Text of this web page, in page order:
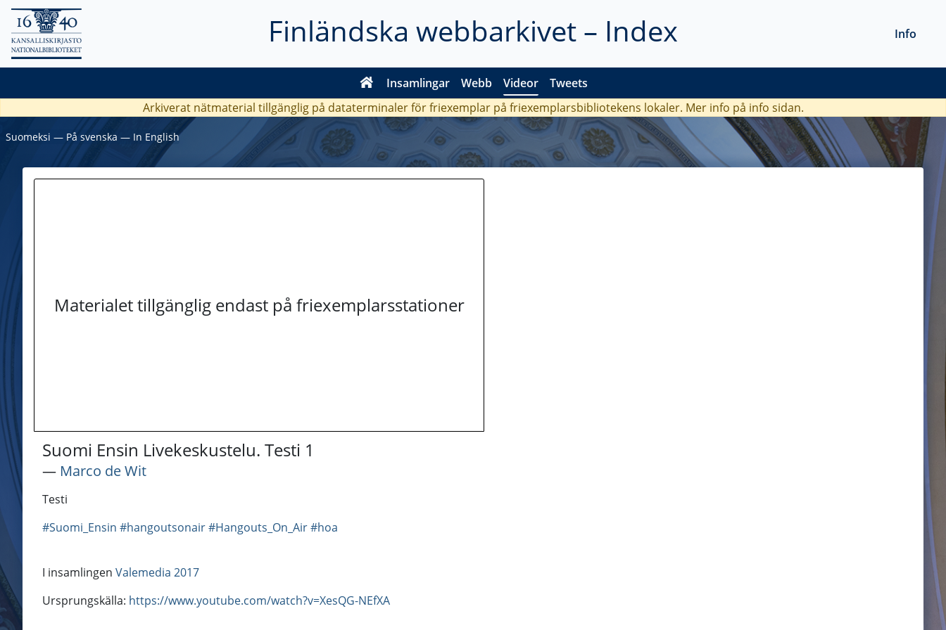
Finländska webbarkivet – Index
Insamlingar Webb Videor Tweets
Info
Arkiverat nätmaterial tillgänglig på dataterminaler för friexemplar på friexemplarsbibliotekens lokaler. Mer info på info sidan.
Suomeksi ― På svenska ― In English
Materialet tillgänglig endast på friexemplarsstationer
Suomi Ensin Livekeskustelu. Testi 1
― Marco de Wit
Testi
#Suomi_Ensin #hangoutsonair#Hangouts_On_Air#hoa
I insamlingen Valemedia 2017
Ursprungskälla: https://www.youtube.com/watch?v=XesQG-NEfXA